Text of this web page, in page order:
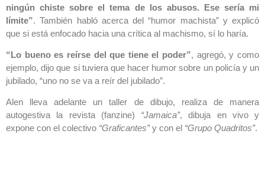
ningún chiste sobre el tema de los abusos. Ese sería mi
límite”. También habló acerca del “humor machista” y explicó
que si está enfocado hacia una crítica al machismo, sí lo haría.
“Lo bueno es reírse del que tiene el poder”, agregó, y como
ejemplo, dijo que si tuviera que hacer humor sobre un policía y un
jubilado, “uno no se va a reír del jubilado”.
Alen lleva adelante un taller de dibujo, realiza de manera
autogestiva la revista (fanzine) “Jamaica”, dibuja en vivo y
expone con el colectivo “Graficantes”y con el “Grupo Quadritos”.